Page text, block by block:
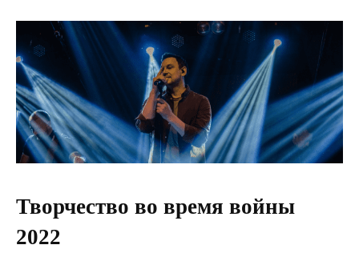
Творчество во время войны
2022